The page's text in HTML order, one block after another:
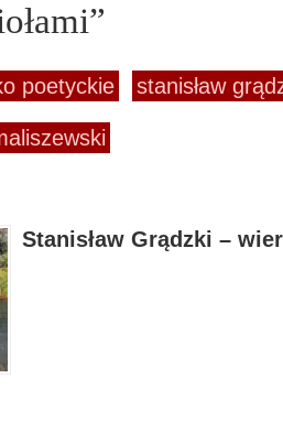
poetyckie stanisław
Stanisław Grądzki –